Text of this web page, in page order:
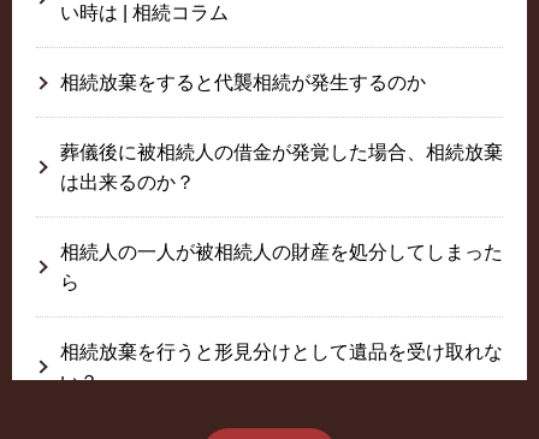
い時は | 相続コラム
相続放棄をすると代襲相続が発生するのか
葬儀後に被相続人の借金が発覚した場合、相続放棄
は出来るのか？
相続人の一人が被相続人の財産を処分してしまった
ら
相続放棄を行うと形見分けとして遺品を受け取れな
い？